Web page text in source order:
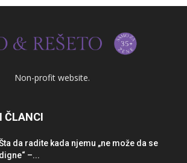
Non-profit website.
ČLANCI
da radite kada njemu „ne može da se
digne“ –...